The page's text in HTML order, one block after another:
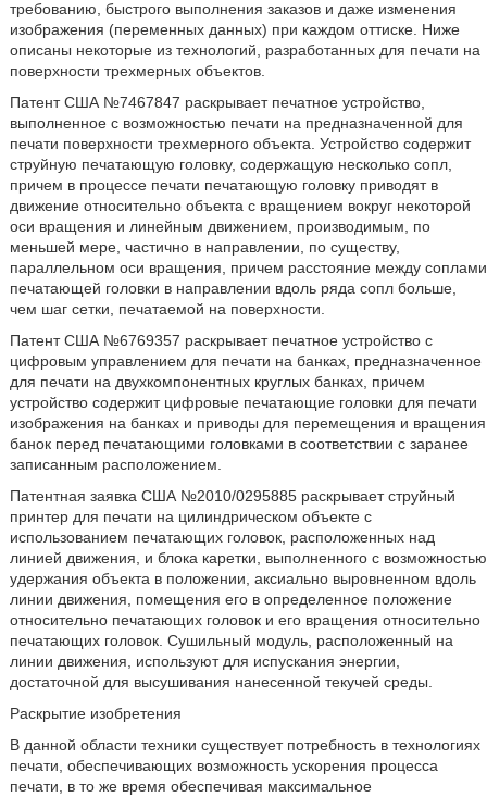
требованию, быстрого выполнения заказов и даже изменения
изображения (переменных данных) при каждом оттиске. Ниже
описаны некоторые из технологий, разработанных для печати на
поверхности трехмерных объектов.
Патент США №7467847 раскрывает печатное устройство,
выполненное с возможностью печати на предназначенной для
печати поверхности трехмерного объекта. Устройство содержит
струйную печатающую головку, содержащую несколько сопл,
причем в процессе печати печатающую головку приводят в
движение относительно объекта с вращением вокруг некоторой
оси вращения и линейным движением, производимым, по
меньшей мере, частично в направлении, по существу,
параллельном оси вращения, причем расстояние между соплами
печатающей головки в направлении вдоль ряда сопл больше,
чем шаг сетки, печатаемой на поверхности.
Патент США №6769357 раскрывает печатное устройство с
цифровым управлением для печати на банках, предназначенное
для печати на двухкомпонентных круглых банках, причем
устройство содержит цифровые печатающие головки для печати
изображения на банках и приводы для перемещения и вращения
банок перед печатающими головками в соответствии с заранее
записанным расположением.
Патентная заявка США №2010/0295885 раскрывает струйный
принтер для печати на цилиндрическом объекте с
использованием печатающих головок, расположенных над
линией движения, и блока каретки, выполненного с возможностью
удержания объекта в положении, аксиально выровненном вдоль
линии движения, помещения его в определенное положение
относительно печатающих головок и его вращения относительно
печатающих головок. Сушильный модуль, расположенный на
линии движения, используют для испускания энергии,
достаточной для высушивания нанесенной текучей среды.
Раскрытие изобретения
В данной области техники существует потребность в технологиях
печати, обеспечивающих возможность ускорения процесса
печати, в то же время обеспечивая максимальное